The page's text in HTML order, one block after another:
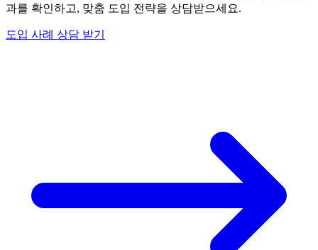
과를 확인하고, 맞춤 도입 전략을 상담받으세요.
도입 사례 상담 받기